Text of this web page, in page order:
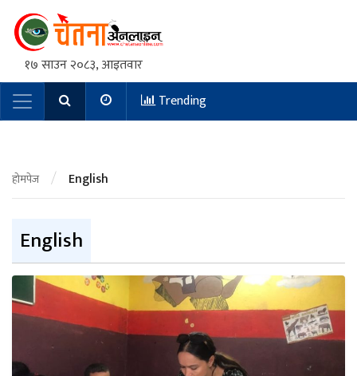
१७ साउन २०८३, आइतवार
Main NavigationTrending
होमपेज / English
English